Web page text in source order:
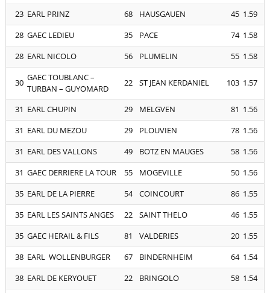
23 EARL PRINZ 68 HAUSGAUEN 45 1.59
28 GAEC LEDIEU 35 PACE 74 1.58
28 EARL NICOLO 56 PLUMELIN 55 1.58
30 GAEC TOUBLANC –
TURBAN – GUYOMARD
22 ST JEAN KERDANIEL 103 1.57
31 EARL CHUPIN 29 MELGVEN 81 1.56
31 EARL DU MEZOU 29 PLOUVIEN 78 1.56
31 EARL DES VALLONS 49 BOTZ EN MAUGES 58 1.56
31 GAEC DERRIERE LA TOUR 55 MOGEVILLE 50 1.56
35 EARL DE LA PIERRE 54 COINCOURT 86 1.55
35 EARL LES SAINTS ANGES 22 SAINT THELO 46 1.55
35 GAEC HERAIL & FILS 81 VALDERIES 20 1.55
38 EARL WOLLENBURGER 67 BINDERNHEIM 64 1.54
38 EARL DE KERYOUET 22 BRINGOLO 58 1.54